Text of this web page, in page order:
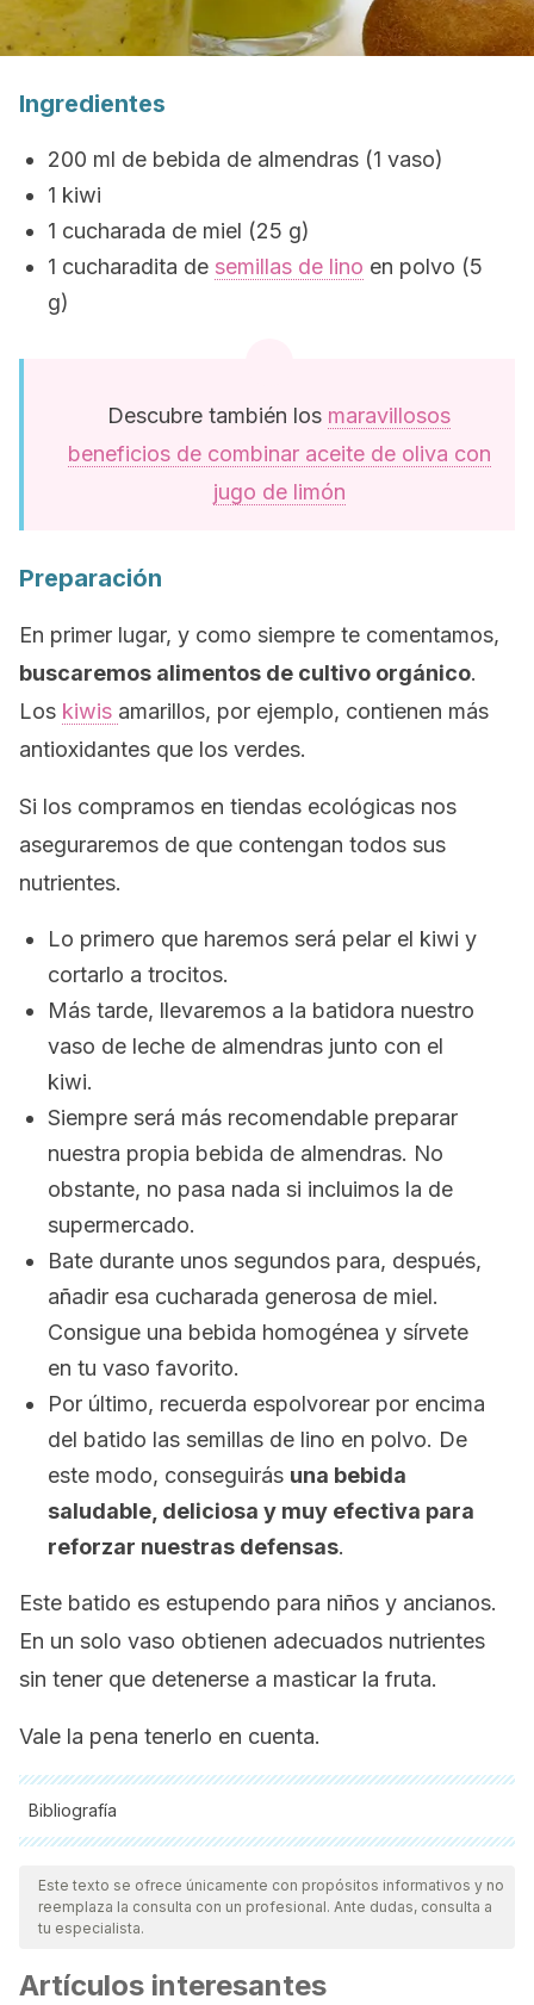
Ingredientes
200 ml de bebida de almendras (1 vaso)
1 kiwi
1 cucharada de miel (25 g)
1 cucharadita de semillas de lino en polvo (5
g)
Descubre también los maravillosos
beneficios de combinar aceite de oliva con
jugo de limón
Preparación
En primer lugar, y como siempre te comentamos,
buscaremos alimentos de cultivo orgánico.
Los kiwis amarillos, por ejemplo, contienen más
antioxidantes que los verdes.
Si los compramos en tiendas ecológicas nos
aseguraremos de que contengan todos sus
nutrientes.
Lo primero que haremos será pelar el kiwi y
cortarlo a trocitos.
Más tarde, llevaremos a la batidora nuestro
vaso de leche de almendras junto con el
kiwi.
Siempre será más recomendable preparar
nuestra propia bebida de almendras. No
obstante, no pasa nada si incluimos la de
supermercado.
Bate durante unos segundos para, después,
añadir esa cucharada generosa de miel.
Consigue una bebida homogénea y sírvete
en tu vaso favorito.
Por último, recuerda espolvorear por encima
del batido las semillas de lino en polvo. De
este modo, conseguirás una bebida
saludable, deliciosa y muy efectiva para
reforzar nuestras defensas.
Este batido es estupendo para niños y ancianos.
En un solo vaso obtienen adecuados nutrientes
sin tener que detenerse a masticar la fruta.
Vale la pena tenerlo en cuenta.
Bibliografía
Todas las fuentes citadas fueron revisadas a profundidad por
nuestro equipo, para asegurar su calidad, confiabilidad,
vigencia y validez.La bibliografía de este artículo fue
científica.
Este texto se ofrece únicamente con propósitos informativos y no
reemplaza la consulta con un profesional. Ante dudas, consulta a
tu especialista.
Artículos interesantes